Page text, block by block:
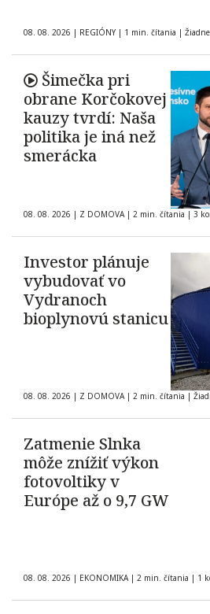
08. 08. 2026 | REGIÓNY | 1 min. čítania |
Šimečka pri
obrane Korčokovej
kauzy tvrdí: Naša
politika je iná než
smerácka
08. 08. 2026 | Z DOMOVA | 2 min. čítania | 3
Investor plánuje
vybudovať vo
Vydranoch
bioplynovú stanicu
08. 08. 2026 | Z DOMOVA | 2 min. čítania |
Zatmenie Slnka
môže znížiť výkon
fotovoltiky v
Európe až o 9,7 GW
08. 08. 2026 | EKONOMIKA | 2 min. čítania | 1